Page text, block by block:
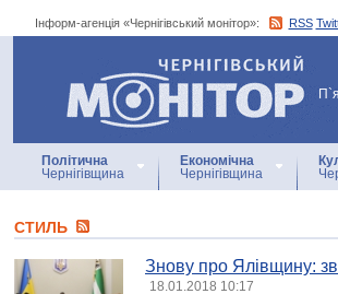
Інформ-агенція «Чернігівський монітор»: RSS
Інформ-агенція
«Чернігівський монітор»
Політична
Чернігівщина
Економічна
Чернігівщина
СТИЛЬ
Знову про Ялівщину:
18.01.2018 10:17